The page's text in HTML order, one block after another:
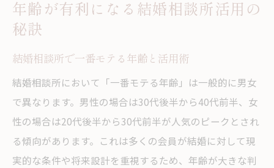
年齢が有利になる結婚相談所活用の
秘訣
結婚相談所で一番モテる年齢と活用術
結婚相談所において「一番モテる年齢」は一般的に男女
で異なります。男性の場合は30代後半から40代前半、女
性の場合は20代後半から30代前半が人気のピークとされ
る傾向があります。これは多くの会員が結婚に対して現
実的な条件や将来設計を重視するため、年齢が大きな判